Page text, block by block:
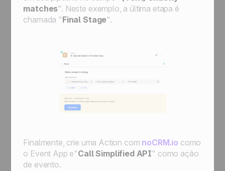
matches". Neste exemplo, a última etapa é
chamada "Final Stage".
Finalmente, crie uma Action com noCRM.io como
o Event App e"Call Simplified API" como ação
de evento.